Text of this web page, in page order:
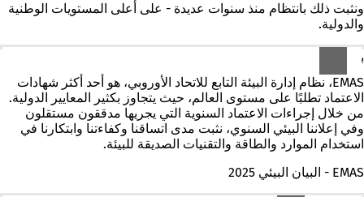
ونثبت ذلك بانتظام منذ سنوات عديدة - على أعلى المستويات الوطنية
والدولية.
برنامج الإدارة البيئية والتدقيق البيئي (EMAS)
EMAS، نظام إدارة البيئة التابع للاتحاد الأوروبي، هو أحد أكثر شهادات
الاعتماد تطلبًا على مستوى العالم، حيث يتجاوز بكثير المعايير الدولية.
من خلال إجراءات الاعتماد السنوية التي يجريها مدققون مستقلون
وفي إعلاننا البيئي السنوي، نثبت مدى اتساقنا وكفاءتنا وابتكارنا في
استخدام الموارد والطاقة والتقنيات الصديقة للبيئة.
EMAS - البيان البيئي 2025